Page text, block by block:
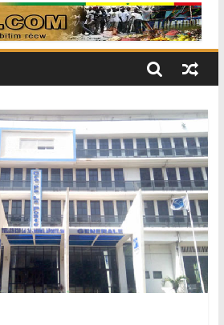
s’associe à TikTok pour tirer
profit de ses univers
– Algérie: l’affaire Mehdi
contre le narcotrafic